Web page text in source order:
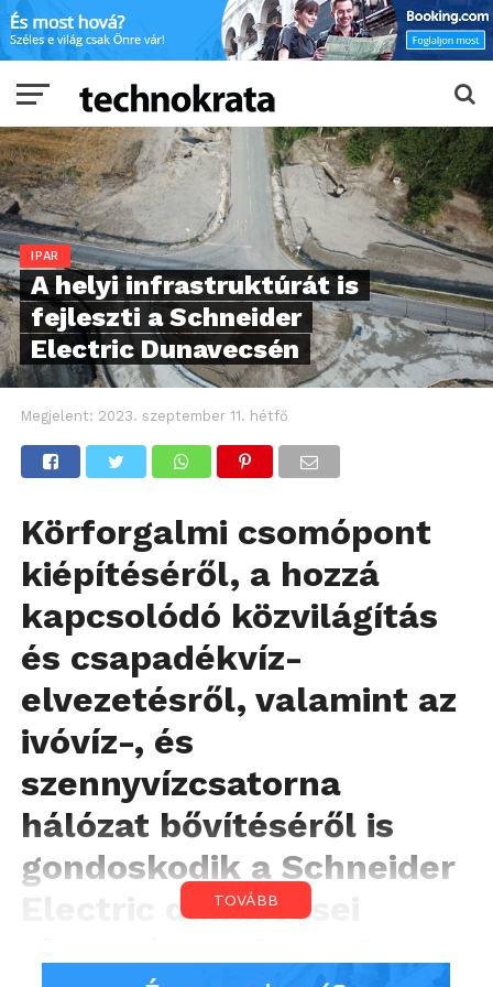
IPAR
A helyi infrastruktúrát is
fejleszti a Schneider
Electric Dunavecsén
Megjelent: 2023. szeptember 11. hétfő
Körforgalmi csomópont
kiépítéséről, a hozzá
kapcsolódó közvilágítás
és csapadékvíz-
elvezetésről, valamint az
ivóvíz-, és
szennyvízcsatorna
hálózat bővítéséről is
gondoskodik a Schneider
Electric dunavecsei
TOVÁBB